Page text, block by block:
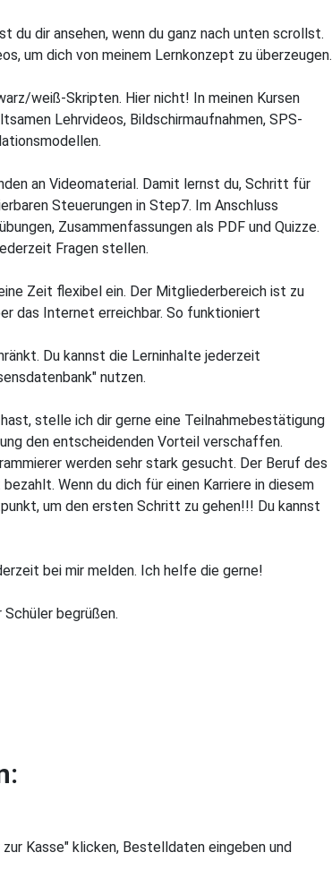
du dir ansehen, wenn du ganz nach unten scrollst.
um dich von meinem Lernkonzept zu überzeugen.
weiß-Skripten. Hier nicht! In meinen Kursen
Lehrvideos, Bildschirmaufnahmen, SPS-
an Videomaterial. Damit lernst du, Schritt für
Steuerungen in Step7. Im Anschluss
Zusammenfassungen als PDF und Quizze.
Fragen stellen.
Zeit flexibel ein. Der Mitgliederbereich ist zu
das Internet erreichbar. So funktioniert
Du kannst die Lerninhalte jederzeit
nutzen.
stelle ich dir gerne eine Teilnahmebestätigung
den entscheidenden Vorteil verschaffen.
werden sehr stark gesucht. Der Beruf des
Wenn du dich für einen Karriere in diesem
um den ersten Schritt zu gehen!!! Du kannst
bei mir melden. Ich helfe die gerne!
begrüßen.
Kasse" klicken, Bestelldaten eingeben und